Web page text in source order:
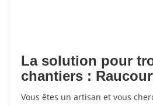
La solution pour
chantiers :
Vous êtes un artisan et vous